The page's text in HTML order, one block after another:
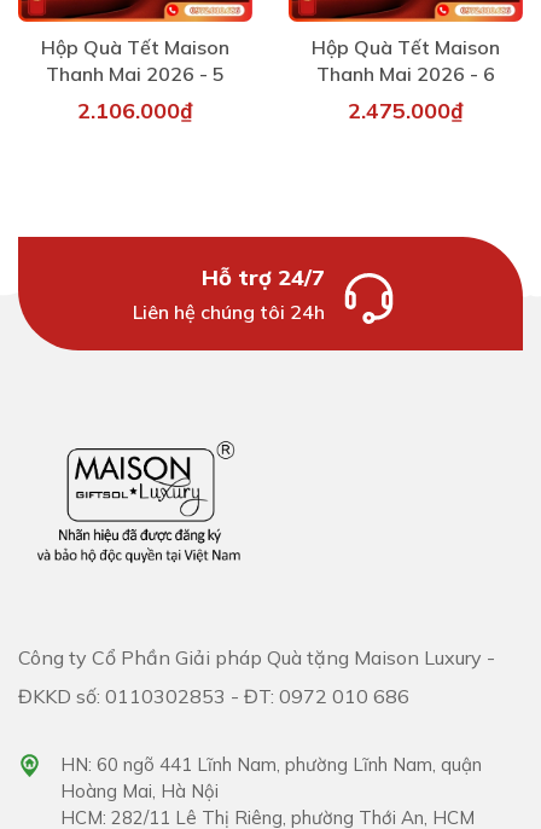
Hộp Quà Tết Maison
Thanh Mai 2026 - 5
2.106.000₫
Hộp Quà Tết Maison
Thanh Mai 2026 - 6
2.475.000₫
Hỗ trợ 24/7
Liên hệ chúng tôi 24h
Công ty Cổ Phần Giải pháp Quà tặng Maison Luxury -
ĐKKD số: 0110302853 - ĐT: 0972 010 686
HN: 60 ngõ 441 Lĩnh Nam, phường Lĩnh Nam, quận
Hoàng Mai, Hà Nội
HCM: 282/11 Lê Thị Riêng, phường Thới An, HCM